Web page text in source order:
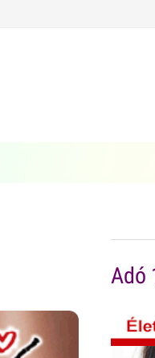
Adó